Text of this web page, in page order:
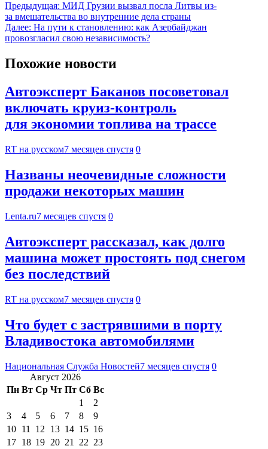
Предыдущая: МИД Грузии вызвал посла Литвы из-
за вмешательства во внутренние дела страны
Далее: На пути к становлению: как Азербайджан
провозгласил свою независимость?
Похожие новости
Автоэксперт Баканов посоветовал
включать круиз-контроль
для экономии топлива на трассе
RT на русском7 месяцев спустя 0
Названы неочевидные сложности
продажи некоторых машин
Lenta.ru7 месяцев спустя 0
Автоэксперт рассказал, как долго
машина может простоять под снегом
без последствий
RT на русском7 месяцев спустя 0
Что будет с застрявшими в порту
Владивостока автомобилями
Национальная Служба Новостей7 месяцев спустя 0
Август 2026
Пн Вт Ср Чт Пт Сб Вс
1
2
3
4 5 6 7 8
9
10 11 12 13 14 15 16
17 18 19 20 21 22 23